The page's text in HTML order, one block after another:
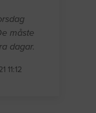
måste
dagar.
11:12